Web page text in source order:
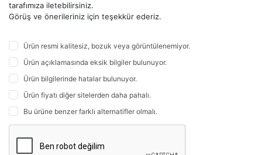
tarafımıza iletebilirsiniz.
Görüş ve önerileriniz için teşekkür ederiz.
Ürün resmi kalitesiz, bozuk veya görüntülenemiyor.
Ürün açıklamasında eksik bilgiler bulunuyor.
Ürün bilgilerinde hatalar bulunuyor.
Ürün fiyatı diğer sitelerden daha pahalı.
Bu ürüne benzer farklı alternatifler olmalı.